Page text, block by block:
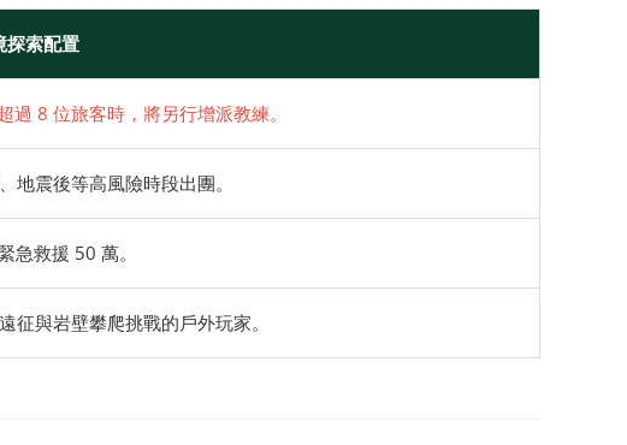
探索配置
8 位旅客時，將另行增派教練。
震後等高風險時段出團。
救援 50 萬。
與岩壁攀爬挑戰的戶外玩家。